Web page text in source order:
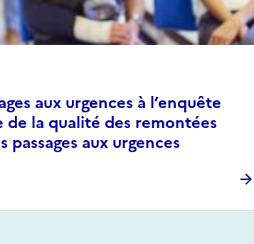
aux urgences à l’enquête
de la qualité des remontées
aux urgences